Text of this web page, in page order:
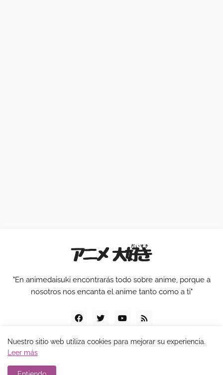
"En animedaisuki encontrarás todo sobre anime, porque a
nosotros nos encanta el anime tanto como a ti"
Nuestro sitio web utiliza cookies para mejorar su experiencia.
Leer más